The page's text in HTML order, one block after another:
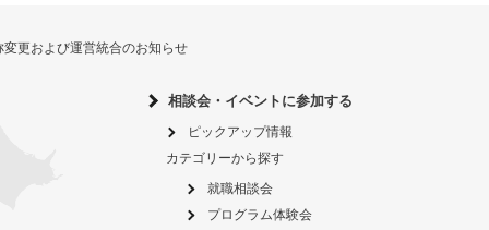
更および運営統合のお知らせ
相談会・イベントに参加する
ピックアップ情報
カテゴリーから探す
就職相談会
プログラム体験会